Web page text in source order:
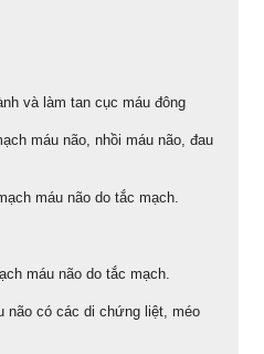
và làm tan cục máu đông
máu não, nhồi máu não, đau
máu não do tắc mạch.
máu não do tắc mạch.
não có các di chứng liệt, méo